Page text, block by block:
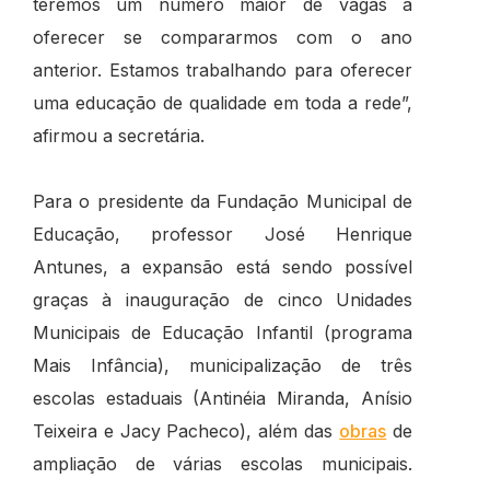
oferecer se compararmos com o ano
anterior. Estamos trabalhando para oferecer
uma educação de qualidade em toda a rede”,
afirmou a secretária.
Para o presidente da Fundação Municipal de
Educação, professor José Henrique
Antunes, a expansão está sendo possível
graças à inauguração de cinco Unidades
Municipais de Educação Infantil (programa
Mais Infância), municipalização de três
escolas estaduais (Antinéia Miranda, Anísio
Teixeira e Jacy Pacheco), além das obras de
ampliação de várias escolas municipais.